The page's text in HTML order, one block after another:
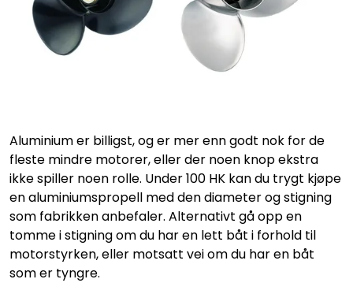
Aluminium er billigst, og er mer enn godt nok for de
fleste mindre motorer, eller der noen knop ekstra
ikke spiller noen rolle. Under 100 HK kan du trygt kjøpe
en aluminiumspropell med den diameter og stigning
som fabrikken anbefaler. Alternativt gå opp en
tomme i stigning om du har en lett båt i forhold til
motorstyrken, eller motsatt vei om du har en båt
som er tyngre.